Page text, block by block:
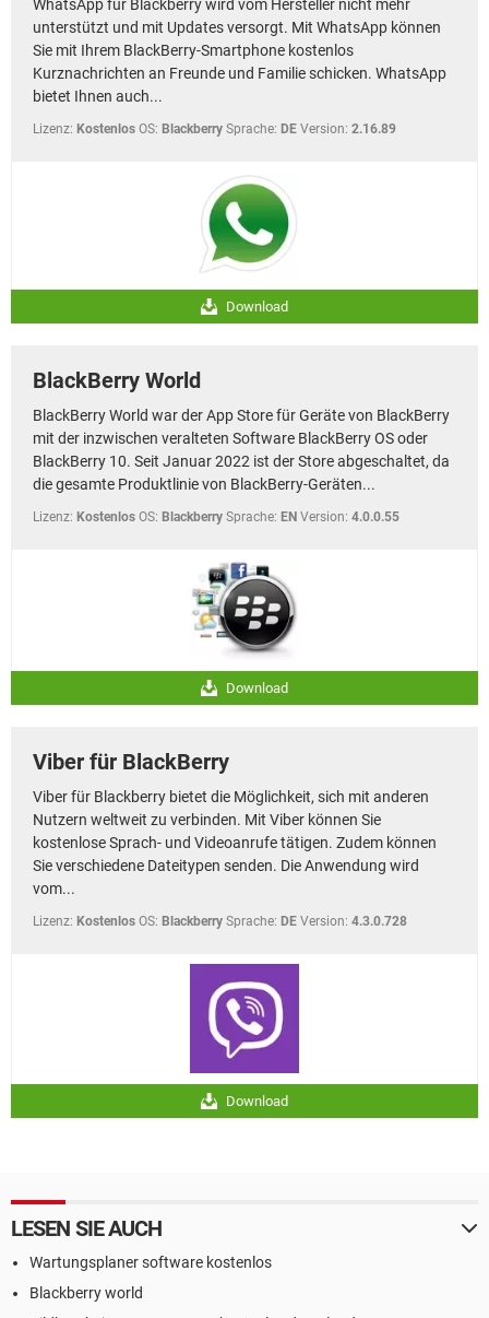
FACEBOOK HARDWARE
WhatsApp für Blackberry wird vom Hersteller nicht mehr
unterstützt und mit Updates versorgt. Mit WhatsApp können
Sie mit Ihrem BlackBerry-Smartphone kostenlos
Kurznachrichten an Freunde und Familie schicken. WhatsApp
bietet Ihnen auch...
Lizenz: Kostenlos OS: Blackberry Sprache: DE Version: 2.16.89
Download
BlackBerry World
BlackBerry World war der App Store für Geräte von BlackBerry
mit der inzwischen veralteten Software BlackBerry OS oder
BlackBerry 10. Seit Januar 2022 ist der Store abgeschaltet, da
die gesamte Produktlinie von BlackBerry-Geräten...
Lizenz: Kostenlos OS: Blackberry Sprache: EN Version: 4.0.0.55
Download
Viber für BlackBerry
Viber für Blackberry bietet die Möglichkeit, sich mit anderen
Nutzern weltweit zu verbinden. Mit Viber können Sie
kostenlose Sprach- und Videoanrufe tätigen. Zudem können
Sie verschiedene Dateitypen senden. Die Anwendung wird
vom...
Lizenz: Kostenlos OS: Blackberry Sprache: DE Version: 4.3.0.728
Download
LESEN SIE AUCH
Wartungsplaner software kostenlos
Blackberry world